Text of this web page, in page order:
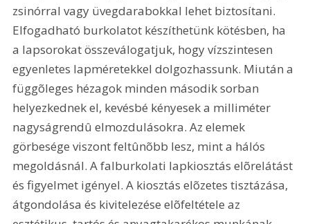
zsinórral vagy üvegdarabokkal lehet biztosítani.
Elfogadható burkolatot készíthetünk kötésben, ha
a lapsorokat összeválogatjuk, hogy vízszintesen
egyenletes lapméretekkel dolgozhassunk. Miután a
függõleges hézagok minden második sorban
helyezkednek el, kevésbé kényesek a milliméter
nagyságrendû elmozdulásokra. Az elemek
görbesége viszont feltûnõbb lesz, mint a hálós
megoldásnál. A falburkolati lapkiosztás elõrelátást
és figyelmet igényel. A kiosztás elõzetes tisztázása,
átgondolása és kivitelezése elõfeltétele az